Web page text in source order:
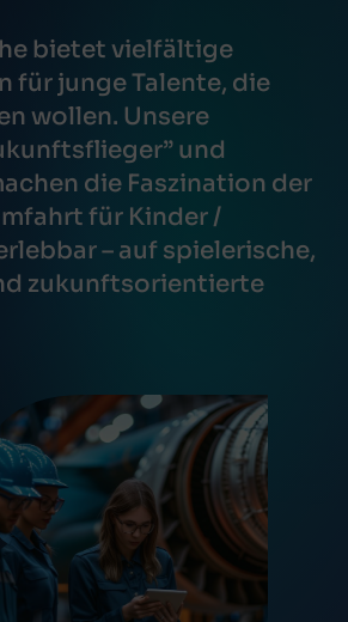
bietet vielfältige
für junge Talente, die
wollen. Unsere
und
die Faszination der
für Kinder /
– auf spielerische,
zukunftsorientierte